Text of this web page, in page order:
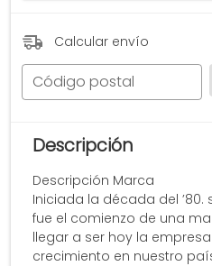
Calcular envío
Código postal
Descripción
Descripción Marca
Iniciada la década del ’80.
fue el comienzo de una
llegar a ser hoy la
crecimiento en nuestro